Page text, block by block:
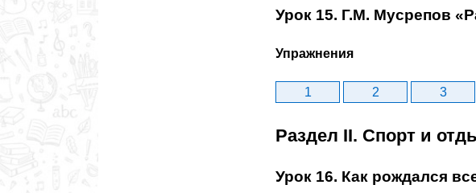
Урок 15. Г.М. Мусрепов
Упражнения
1 2 3
Раздел II. Спорт и
Урок 16. Как рождался